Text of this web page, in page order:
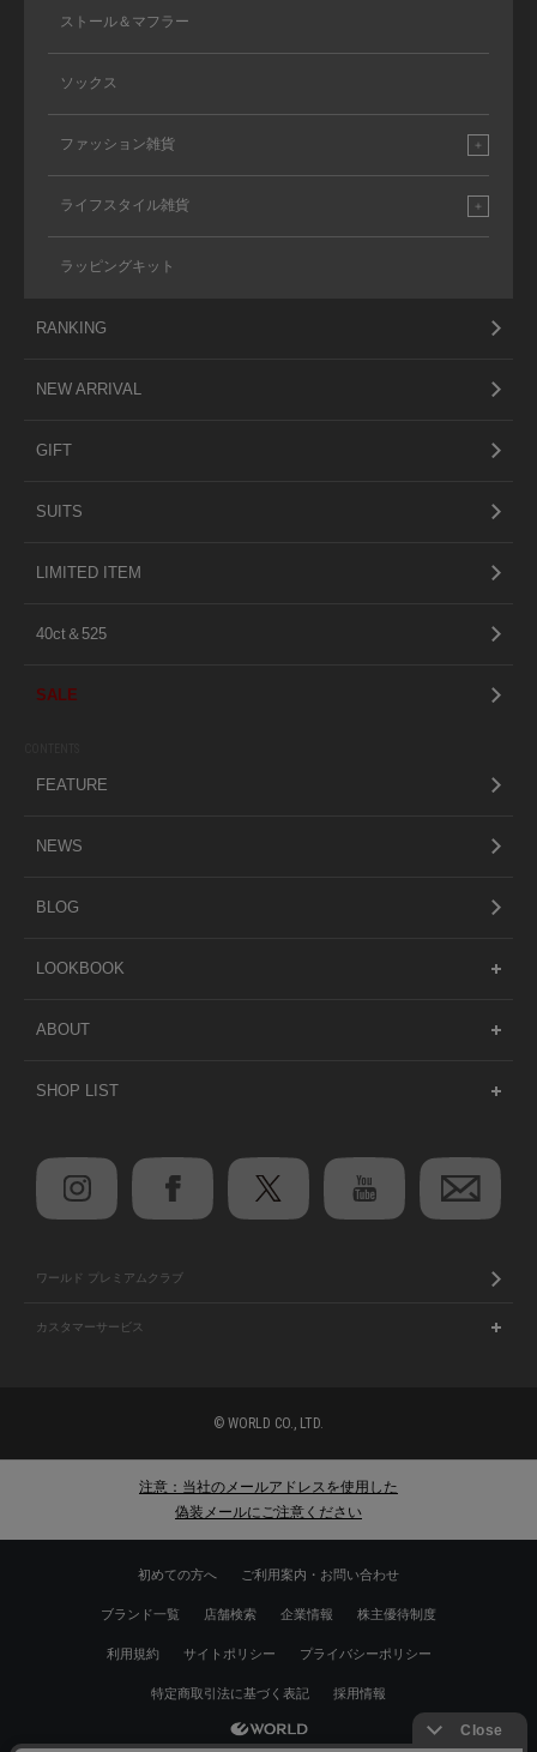
ストール＆マフラー
ソックス
ファッション雑貨
ライフスタイル雑貨
ラッピングキット
RANKING
NEW ARRIVAL
GIFT
SUITS
LIMITED ITEM
40ct＆525
SALE
FEATURE
NEWS
BLOG
LOOKBOOK
ABOUT
SHOP LIST
ワールド プレミアムクラブ
カスタマーサービス
© WORLD CO., LTD.
注意：当社のメールアドレスを使用した
偽装メールにご注意ください
初めての方へ ご利用案内・お問い合わせ
ブランド一覧 店舗検索 企業情報 株主優待制度
利用規約 サイトポリシー プライバシーポリシー
特定商取引法に基づく表記 採用情報